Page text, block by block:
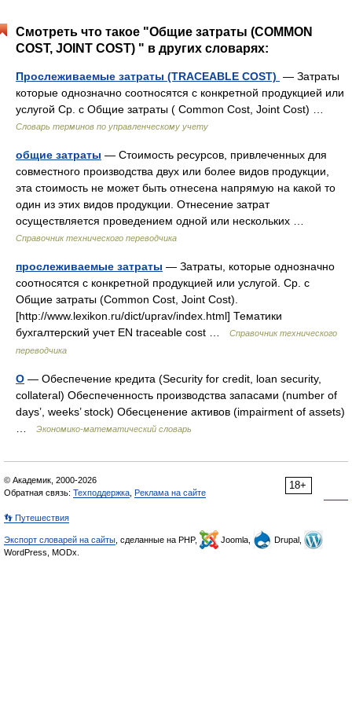
Смотреть что такое "Общие затраты (COMMON
COST, JOINT COST) " в других словарях:
Прослеживаемые затраты (TRACEABLE COST) — Затраты
которые однозначно соотносятся с конкретной продукцией или
услугой Ср. с Общие затраты ( Common Cost, Joint Cost) …
Словарь терминов по управленческому учету
общие затраты — Стоимость ресурсов, привлеченных для
совместного производства двух или более видов продукции,
эта стоимость не может быть отнесена напрямую на какой то
один из этих видов продукции. Отнесение затрат
осуществляется проведением одной или нескольких …
Справочник технического переводчика
прослеживаемые затраты — Затраты, которые однозначно
соотносятся с конкретной продукцией или услугой. Ср. с
Общие затраты (Common Cost, Joint Cost).
[http://www.lexikon.ru/dict/uprav/index.html] Тематики
бухгалтерский учет EN traceable cost …
Справочник технического
переводчика
О — Обеспечение кредита (Security for credit, loan security,
collateral) Обеспеченность производства запасами (number of
days’, weeks’ stock) Обесценение активов (impairment of assets)
Экономико-математический словарь
18+
© Академик, 2000-2026
Обратная связь: Техподдержка Реклама на сайте
👣 Путешествия
Экспорт словарей на сайты , сделанные на PHP, Joomla,
Drupal,
WordPress, MODx.